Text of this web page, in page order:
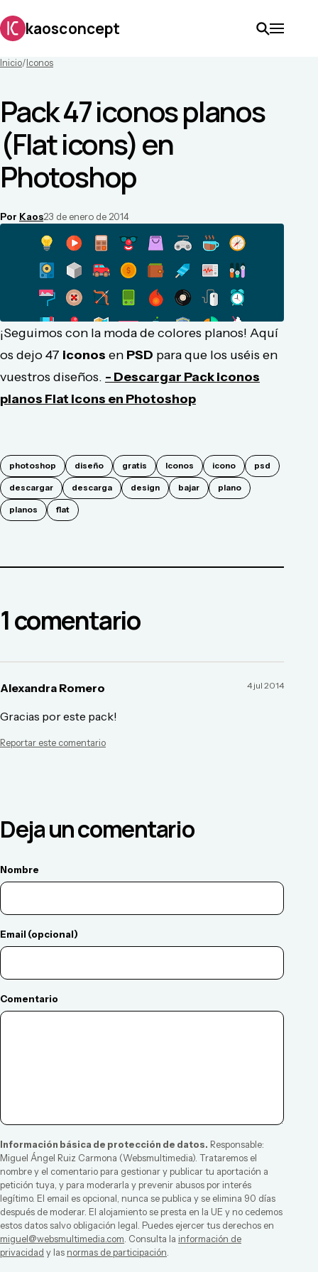
kaosconcept
Inicio/ Iconos
Pack 47 iconos planos
(Flat icons) en
Photoshop
Por Kaos23 de enero de 2014
¡Seguimos con la moda de colores planos! Aquí
os dejo 47 iconos en PSD para que los uséis en
vuestros diseños. - Descargar Pack iconos
planos Flat icons en Photoshop
photoshop diseño gratis Iconos icono psd
descargar descarga design bajar plano
planos flat
1comentario
Alexandra Romero 4 jul 2014
Gracias por este pack!
Reportar este comentario
Deja un comentario
Nombre
Email (opcional)
Comentario
Información básica de protección de datos. Responsable:
Miguel Ángel Ruiz Carmona (Websmultimedia). Trataremos el
nombre y el comentario para gestionar y publicar tu aportación a
petición tuya, y para moderarla y prevenir abusos por interés
legítimo. El email es opcional, nunca se publica y se elimina 90 días
después de moderar. El alojamiento se presta en la UE y no cedemos
estos datos salvo obligación legal. Puedes ejercer tus derechos en
miguel@websmultimedia.com . Consulta la información de
privacidad y las normas de participación